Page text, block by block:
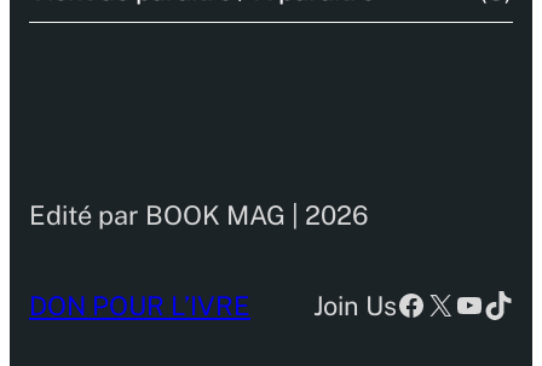
Edité par BOOK MAG | 2026
DON POUR L’IVRE Join UsFacebook
X